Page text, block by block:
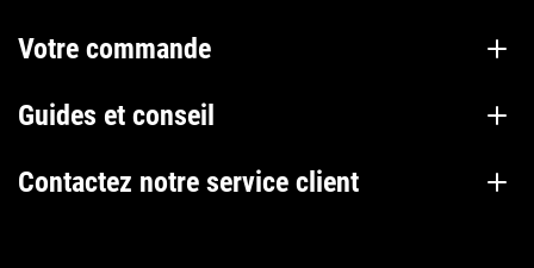
Votre commande
Guides et conseil
Contactez notre service client